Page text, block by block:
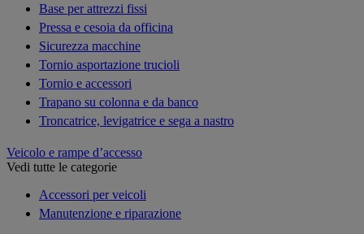
Base per attrezzi fissi
Pressa e cesoia da officina
Sicurezza macchine
Tornio asportazione trucioli
Tornio e accessori
Trapano su colonna e da banco
Troncatrice, levigatrice e sega a nastro
Veicolo e rampe d’accesso
Vedi tutte le categorie
Accessori per veicoli
Manutenzione e riparazione